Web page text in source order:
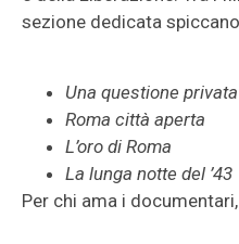
sezione dedicata
Una questione privata
Roma città aperta
L’oro di Roma
La lunga notte del ’43
Per chi ama i